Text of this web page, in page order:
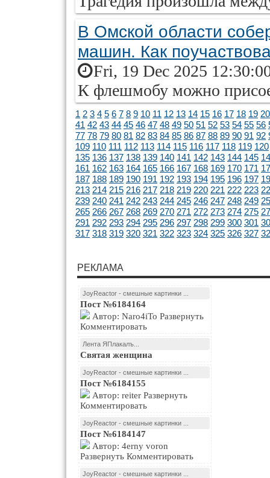
В Омской области
машин. Как
Fri, 19 Dec 2025
К флешмобу можно
1 2 3 4 5 6 7 8 9 10 11 12 13 14 15 16 17 18 19 20
41 42 43 44 45 46 47 48 49 50 51 52 53 54 55 56
77 78 79 80 81 82 83 84 85 86 87 88 89 90 91 92
109 110 111 112 113 114 115 116 117 118 119 120
135 136 137 138 139 140 141 142 143 144 145
161 162 163 164 165 166 167 168 169 170 171
187 188 189 190 191 192 193 194 195 196 197
213 214 215 216 217 218 219 220 221 222 223
239 240 241 242 243 244 245 246 247 248 249
265 266 267 268 269 270 271 272 273 274 275
291 292 293 294 295 296 297 298 299 300 301
317 318 319 320 321 322 323 324 325 326 327
РЕКЛАМА
JoyReactor - смешные картинки ...
Пост №6184164
Комментировать
Лента ЯПлакалъ...
Святая женщина
JoyReactor - смешные картинки ...
Пост №6184155
Комментировать
JoyReactor - смешные картинки ...
Пост №6184147
Развернуть Комментировать
JoyReactor - смешные картинки ...